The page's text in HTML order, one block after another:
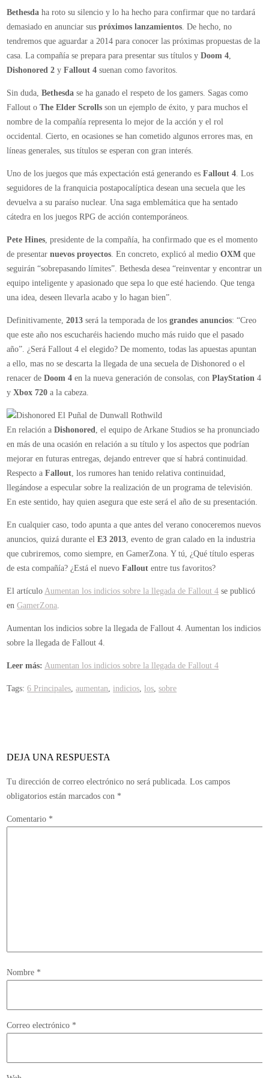
los
indicios
sobre
la
llegada
de
Fallout
4
Bethesdaha roto su silencio y lo ha hecho para confirmar que no tardará
demasiado en anunciar suspróximos lanzamientos. De hecho, no
tendremos que aguardar a 2014 para conocer las próximas propuestas de la
casa. La compañía se prepara para presentar sus títulos yDoom 4,
Dishonored 2 yFallout 4 suenan como favoritos.
Sin duda,Bethesdase ha ganado el respeto de los gamers. Sagas como
Fallout oThe Elder Scrolls son un ejemplo de éxito, y para muchos el
nombre de la compañía representa lo mejor de la acción y el rol
occidental. Cierto, en ocasiones se han cometido algunos errores mas, en
líneas generales, sus títulos se esperan con gran interés.
Uno de los juegos que más expectación está generando es Fallout 4. Los
seguidores de la franquicia postapocalíptica desean una secuela que les
devuelva a su paraíso nuclear. Una saga emblemática que ha sentado
cátedra en los juegos RPG de acción contemporáneos.
Pete Hines, presidente de la compañía, ha confirmado que es el momento
de presentarnuevos proyectos. En concreto, explicó al medioOXM que
seguirán “sobrepasando límites”. Bethesda desea “reinventar y encontrar un
equipo inteligente y apasionado que sepa lo que esté haciendo. Que tenga
una idea, deseen llevarla acabo y lo hagan bien”.
Definitivamente,2013 será la temporada de losgrandes anuncios: “Creo
que este año nos escucharéis haciendo mucho más ruido que el pasado
año”. ¿Será Fallout 4 el elegido? De momento, todas las apuestas apuntan
a ello, mas no se descarta la llegada de una secuela de Dishonored o el
renacer deDoom 4 en la nueva generación de consolas, con PlayStation4
yXbox 720 a la cabeza.
En relación aDishonored, el equipo de Arkane Studios se ha pronunciado
en más de una ocasión en relación a su título y los aspectos que podrían
mejorar en futuras entregas, dejando entrever que sí habrá continuidad.
Respecto aFallout, los rumores han tenido relativa continuidad,
llegándose a especular sobre la realización de un programa de televisión.
En este sentido, hay quien asegura que este será el año de su presentación.
En cualquier caso, todo apunta a que antes del verano conoceremos nuevos
anuncios, quizá durante el E3 2013, evento de gran calado en la industria
que cubriremos, como siempre, en GamerZona. Y tú, ¿Qué título esperas
de esta compañía? ¿Está el nuevoFalloutentre tus favoritos?
El artículoAumentan los indicios sobre la llegada de Fallout 4 se publicó
enGamerZona.
Aumentan los indicios sobre la llegada de Fallout 4.Aumentan los indicios
sobre la llegada de Fallout 4.
Leer más: Aumentan los indicios sobre la llegada de Fallout 4
Tags:6 Principales,aumentan, indicios,los,sobre
DEJA UNA RESPUESTA
Tu dirección de correo electrónico no será publicada. Los campos
obligatorios están marcados con *
Comentario *
Nombre *
Correo electrónico *